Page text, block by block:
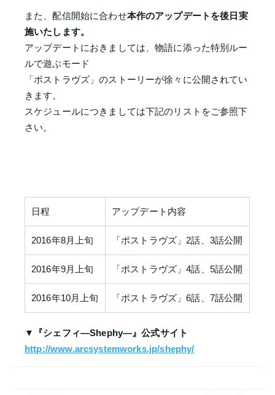
また、配信開始に合わせ本作のアップデートを後日実
施いたします。
アップデートにおきましては、物語に添った特別ルー
ルで遊ぶモード
「ポストラヴズ」のストーリーが徐々に公開されてい
きます。
スケジュールにつきましては下記のリストをご参照下
さい。
日程 アップデート内容
2016年8月上旬 「ポストラヴズ」2話、3話公開
2016年9月上旬 「ポストラヴズ」4話、5話公開
2016年10月上旬 「ポストラヴズ」6話、7話公開
▼『シェフィ―Shephy―』公式サイト
http://www.arcsystemworks.jp/shephy/